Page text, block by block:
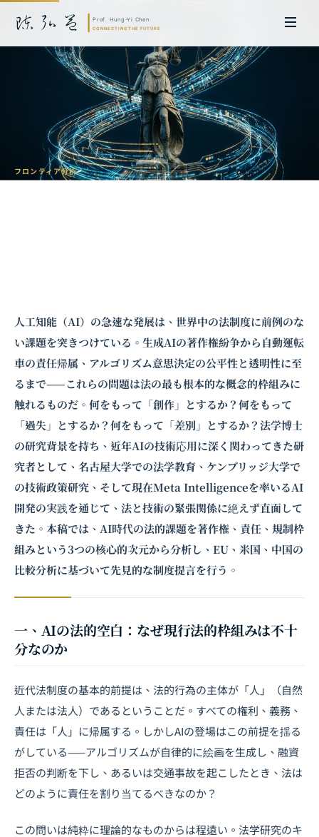
フロンティア分析
人工知能（AI）の急速な発展は、世界中の法制度に前例のな
い課題を突きつけている。生成AIの著作権紛争から自動運転
車の責任帰属、アルゴリズム意思決定の公平性と透明性に至
るまで——これらの問題は法の最も根本的な概念的枠組みに
触れるものだ。何をもって「創作」とするか？何をもって
「過失」とするか？何をもって「差別」とするか？法学博士
の研究背景を持ち、近年AIの技術応用に深く関わってきた研
究者として、名古屋大学での法学教育、ケンブリッジ大学で
の技術政策研究、そして現在Meta Intelligenceを率いるAI
開発の実践を通じて、法と技術の緊張関係に絶えず直面して
きた。本稿では、AI時代の法的課題を著作権、責任、規制枠
組みという3つの核心的次元から分析し、EU、米国、中国の
比較分析に基づいて先見的な制度提言を行う。
一、AIの法的空白：なぜ現行法的枠組みは不十
分なのか
近代法制度の基本的前提は、法的行為の主体が「人」（自然
人または法人）であるということだ。すべての権利、義務、
責任は「人」に帰属する。しかしAIの登場はこの前提を揺る
がしている——アルゴリズムが自律的に絵画を生成し、融資
拒否の判断を下し、あるいは交通事故を起こしたとき、法は
どのように責任を割り当てるべきなのか？
この問いは純粋に理論的なものからは程遠い。法学研究のキ